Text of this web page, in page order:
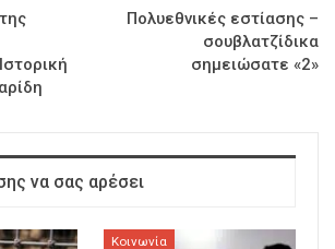
Πολυεθνικές εστίασης –
σουβλατζίδικα
σημειώσατε «2»
να σας αρέσει
Κοινωνία